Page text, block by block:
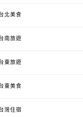
北美食
南旅遊
東旅遊
東美食
灣住宿